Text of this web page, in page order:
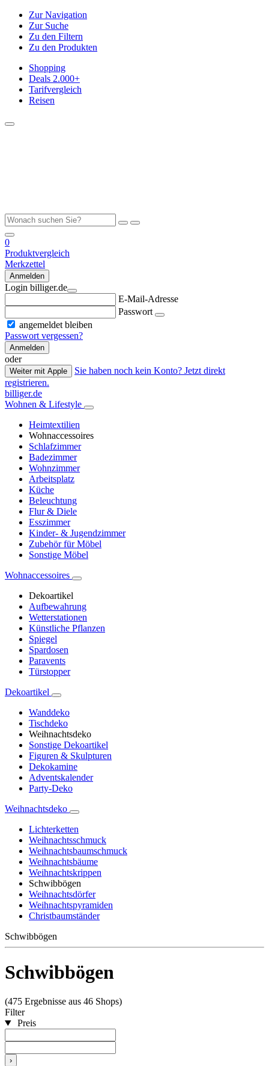
Zur Navigation
Zur Suche
Zu den Filtern
Zu den Produkten
Shopping
Deals 2.000+
Tarifvergleich
Reisen
0
Produktvergleich
Merkzettel
Anmelden
Login billiger.de
E-Mail-Adresse
Passwort
angemeldet bleiben
Passwort vergessen?
Anmelden
oder
Weiter mit Apple
Sie haben noch kein Konto? Jetzt direkt
registrieren.
billiger.de
Wohnen & Lifestyle
Heimtextilien
Wohnaccessoires
Schlafzimmer
Badezimmer
Wohnzimmer
Arbeitsplatz
Küche
Beleuchtung
Flur & Diele
Esszimmer
Kinder- & Jugendzimmer
Zubehör für Möbel
Sonstige Möbel
Wohnaccessoires
Dekoartikel
Aufbewahrung
Wetterstationen
Künstliche Pflanzen
Spiegel
Spardosen
Paravents
Türstopper
Dekoartikel
Wanddeko
Tischdeko
Weihnachtsdeko
Sonstige Dekoartikel
Figuren & Skulpturen
Dekokamine
Adventskalender
Party-Deko
Weihnachtsdeko
Lichterketten
Weihnachtsschmuck
Weihnachtsbaumschmuck
Weihnachtsbäume
Weihnachtskrippen
Schwibbögen
Weihnachtsdörfer
Weihnachtspyramiden
Christbaumständer
Schwibbögen
Schwibbögen
(475 Ergebnisse aus 46 Shops)
Filter
Preis
›